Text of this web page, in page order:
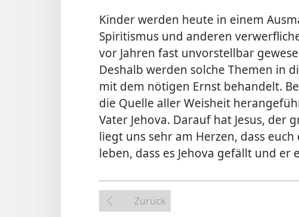
Kinder werden heute in einem
Spiritismus und anderen
vor Jahren fast unvorstellbar
Deshalb werden solche Themen in
mit dem nötigen Ernst behandelt.
die Quelle aller Weisheit
Vater Jehova. Darauf hat Jesus, der
liegt uns sehr am Herzen, dass
leben, dass es Jehova gefällt und er
Zurück